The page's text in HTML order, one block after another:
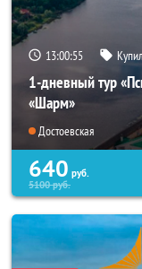
13:00:53
1-дневный тур
«Шарм»
Достоевская
640 руб.
5100руб.